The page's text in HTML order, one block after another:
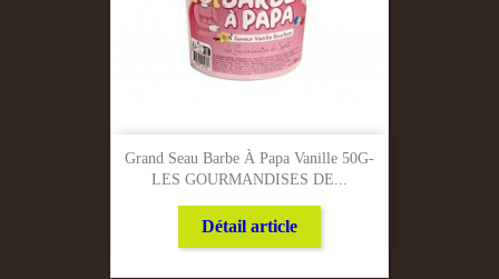
Grand Seau Barbe À Papa Vanille 50G-
LES GOURMANDISES DE...
Détail article